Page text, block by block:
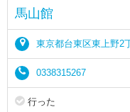
馬山館
東京都台東区東上野2
0338315267
行った